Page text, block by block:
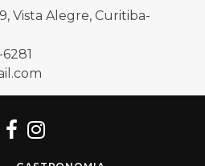
Vista Alegre, Curitiba-
Facebook
Instagram